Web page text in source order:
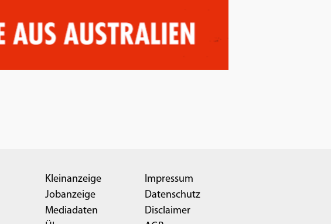
Kleinanzeige
Jobanzeige
Mediadaten
Impressum
Datenschutz
Disclaimer